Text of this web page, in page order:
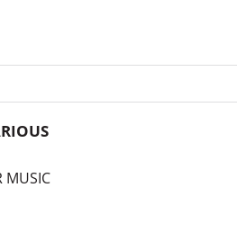
MUSIC